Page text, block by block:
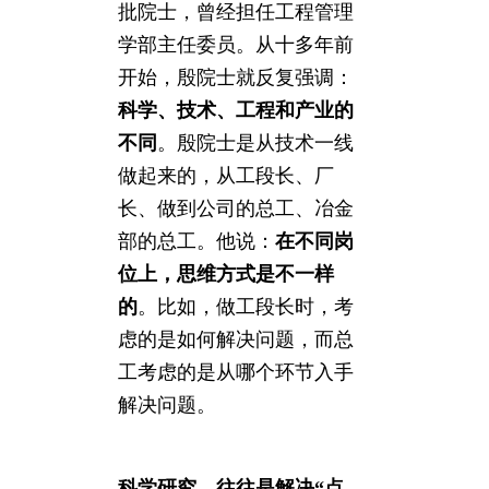
批院士，曾经担任工程管理
学部主任委员。从十多年前
开始，殷院士就反复强调：
科学、技术、工程和产业的
不同 。殷院士是从技术一线
做起来的，从工段长、厂
长、做到公司的总工、冶金
部的总工。他说： 在不同岗
位上，思维方式是不一样
的。比如，做工段长时，考
虑的是如何解决问题，而总
工考虑的是从哪个环节入手
解决问题。